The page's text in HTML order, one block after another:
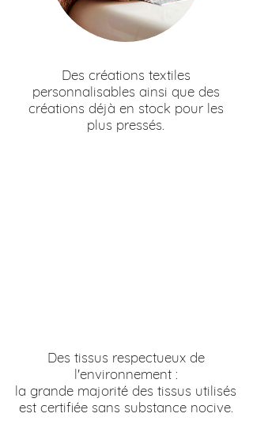
Des créations textiles
personnalisables ainsi que des
créations déjà en stock pour les
plus pressés.
Des tissus respectueux de
l'environnement :
la grande majorité des tissus utilisés
est certifiée sans substance nocive.